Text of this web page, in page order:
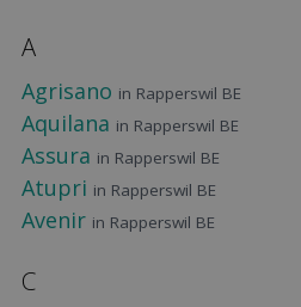
A
Agrisano in Rapperswil BE
Aquilana in Rapperswil BE
Assura in Rapperswil BE
Atupri in Rapperswil BE
Avenir in Rapperswil BE
C